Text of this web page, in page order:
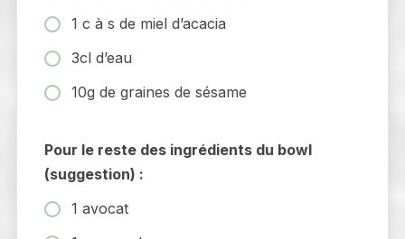
1 c à s de miel d’acacia
3cl d’eau
10g de graines de sésame
Pour le reste des ingrédients du bowl
(suggestion) :
1 avocat